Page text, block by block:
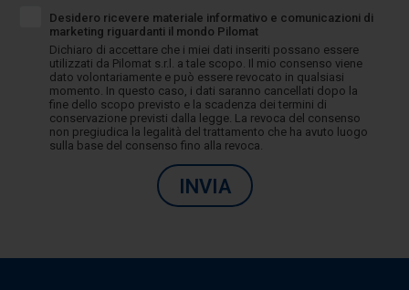
Desidero ricevere materiale informativo e comunicazioni di
marketing riguardanti il mondo Pilomat
Dichiaro di accettare che i miei dati inseriti possano essere
utilizzati da Pilomat s.r.l. a tale scopo. Il mio consenso viene
dato volontariamente e può essere revocato in qualsiasi
momento. In questo caso, i dati saranno cancellati dopo la
fine dello scopo previsto e la scadenza dei termini di
conservazione previsti dalla legge. La revoca del consenso
non pregiudica la legalità del trattamento che ha avuto luogo
sulla base del consenso fino alla revoca.
INVIA